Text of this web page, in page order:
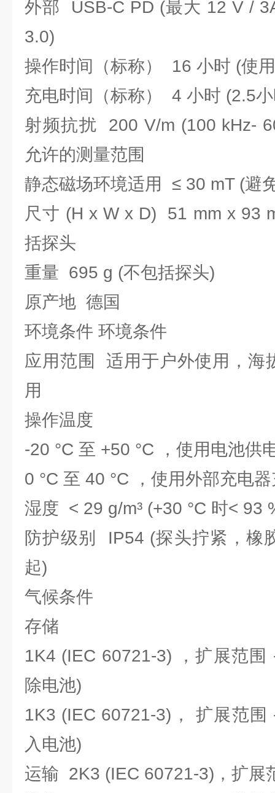
外部 USB-C PD (最大 12 V /
3.0)
操作时间（标称） 16 小时 (使
充电时间（标称） 4 小时 (2.5
射频抗扰 200 V/m (100 kHz-
允许的测量范围
静态磁场环境适用 ≤ 30 mT (避
尺寸 (H x W x D) 51 mm x 93
括探头
重量 695 g (不包括探头)
原产地 德国
环境条件 环境条件
应用范围 适用于户外使用，海
用
操作温度
-20 °C 至 +50 °C ，使用电池供
0 °C 至 40 °C ，使用外部充电
湿度 < 29 g/m³ (+30 °C 时< 93
防护级别 IP54 (探头拧紧，橡
起)
气候条件
存储
1K4 (IEC 60721-3) ，扩展范围
除电池)
1K3 (IEC 60721-3)， 扩展范围
入电池)
运输 2K3 (IEC 60721-3)，扩展